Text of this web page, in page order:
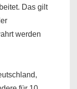
Das gilt
werden